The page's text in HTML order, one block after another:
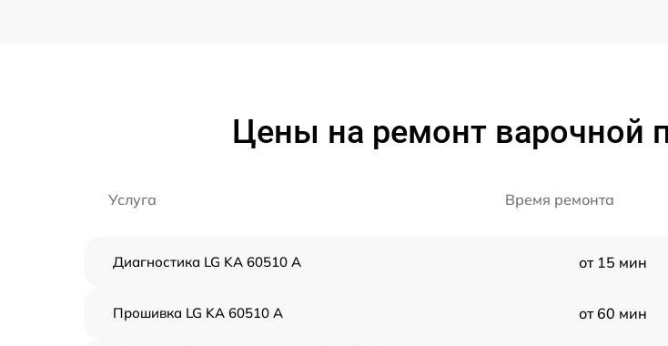
Цены на ремонт варочной
Услуга Время ремонта
Диагностика LG KA 60510 A от 15 мин
Прошивка LG KA 60510 A от 60 мин